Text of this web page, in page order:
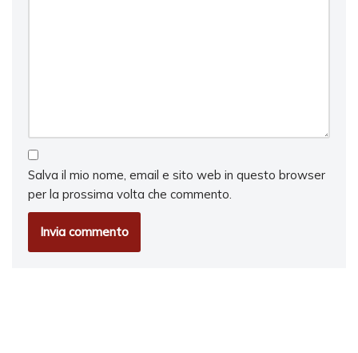
Salva il mio nome, email e sito web in questo browser
per la prossima volta che commento.